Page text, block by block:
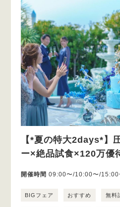
【*夏の特大2days*】
ー×絶品試食×120万優
開催時間 09:00〜/10:00〜/
BIGフェア おすすめ 無料